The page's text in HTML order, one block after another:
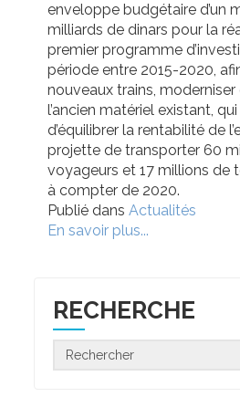
enveloppe budgétaire d’un
milliards de dinars pour la
premier programme
période entre 2015-2020,
nouveaux trains,
l’ancien matériel existant,
d’équilibrer la rentabilité de
projette de transporter 60
voyageurs et 17 millions de
à compter de 2020.
Publié dans Actualités
En savoir plus...
RECHERCHE